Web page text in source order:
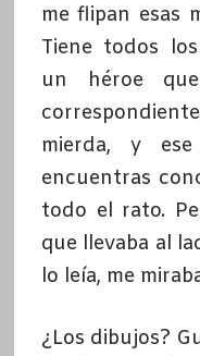
me flipan esas
Tiene todos
un héroe
mierda, y
encuentras
todo el rato.
que llevaba al
lo leía, me
¿Los dibujos?